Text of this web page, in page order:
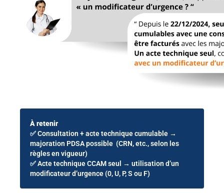
À retenir
✅ Consultation + acte technique cumulable →
majoration PDSA possible (CRN, etc., selon les
règles en vigueur)
✅ Acte technique CCAM seul → utilisation d’un
modificateur d’urgence (0, U, P, S ou F)